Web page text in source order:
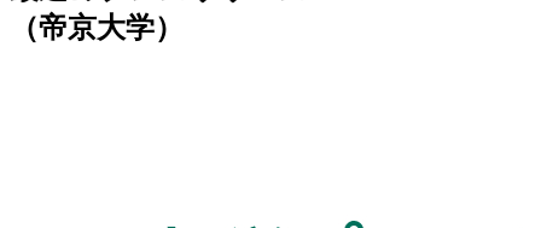
（帝京大学）